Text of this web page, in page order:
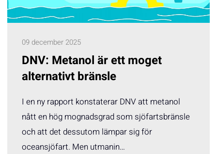
09 december 2025
DNV: Metanol är ett moget
alternativt bränsle
I en ny rapport konstaterar DNV att metanol
nått en hög mognadsgrad som sjöfartsbränsle
och att det dessutom lämpar sig för
oceansjöfart. Men utmanin…